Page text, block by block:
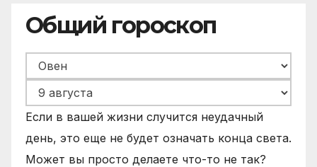
Общий гороскоп
Если в вашей жизни случится неудачный
день, это еще не будет означать конца света.
Может вы просто делаете что-то не так?